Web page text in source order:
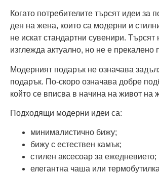
Когато потребителите търсят идеи за
ден на жена, които са модерни и
не искат стандартни сувенири. Търсят
изглежда актуално, но не е прекалено
Модерният подарък не означава
подарък. По-скоро означава добре
който се вписва в начина на живот на
Подходящи модерни идеи са:
минималистично бижу;
бижу с естествен камък;
стилен аксесоар за ежедневието;
елегантна чаша или